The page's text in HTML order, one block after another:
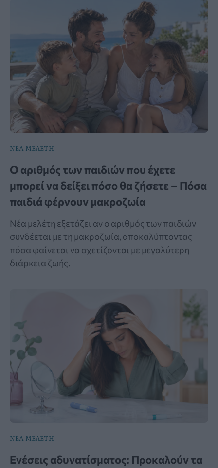
ΝΕΑ ΜΕΛΕΤΗ
Ο αριθμός των παιδιών που έχετε
μπορεί να δείξει πόσο θα ζήσετε – Πόσα
παιδιά φέρνουν μακροζωία
Νέα μελέτη εξετάζει αν ο αριθμός των παιδιών
συνδέεται με τη μακροζωία, αποκαλύπτοντας
πόσα φαίνεται να σχετίζονται με μεγαλύτερη
διάρκεια ζωής.
ΝΕΑ ΜΕΛΕΤΗ
Ενέσεις αδυνατίσματος: Προκαλούν τα